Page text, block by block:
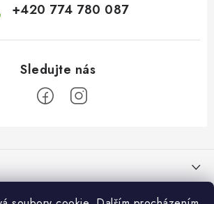
+420 774 780 087